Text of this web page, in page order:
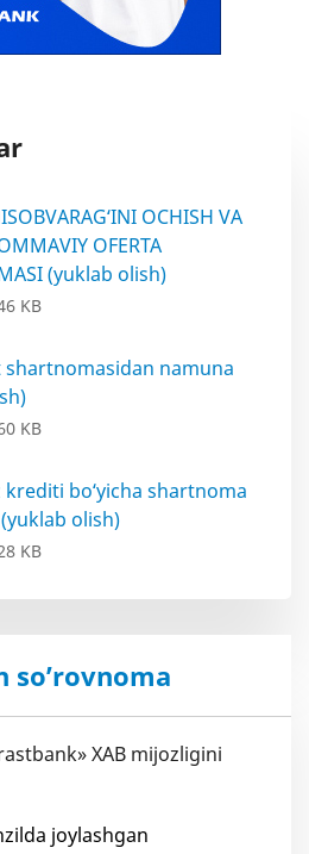
OCHISH VA
OFERTA
(yuklab olish)
KB
namuna
KB
bo‘yicha shartnoma
olish)
KB
so’rovnoma
XAB mijozligini
joylashgan